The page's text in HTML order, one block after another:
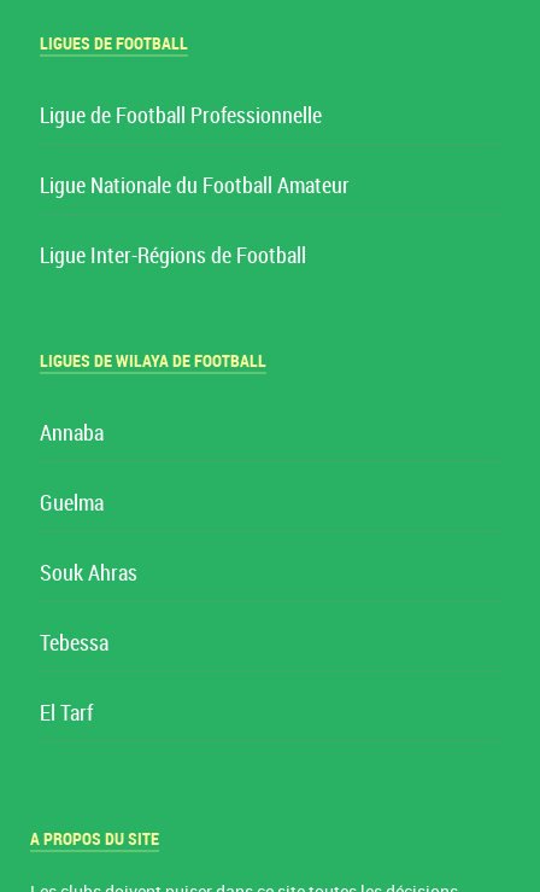
LIGUES DE FOOTBALL
Ligue de Football Professionnelle
Ligue Nationale du Football Amateur
Ligue Inter-Régions de Football
LIGUES DE WILAYA DE FOOTBALL
Annaba
Guelma
Souk Ahras
Tebessa
El Tarf
A PROPOS DU SITE